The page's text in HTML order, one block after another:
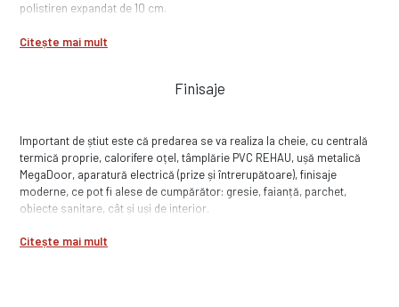
polistiren expandat de 10 cm.
Citește mai mult
Finisaje
Important de știut este că predarea se va realiza la cheie, cu centrală
termică proprie, calorifere oțel, tâmplărie PVC REHAU, ușă metalică
MegaDoor, aparatură electrică (prize și întrerupătoare), finisaje
moderne, ce pot fi alese de cumpărător: gresie, faianță, parchet,
obiecte sanitare, cât și uși de interior.
Citește mai mult